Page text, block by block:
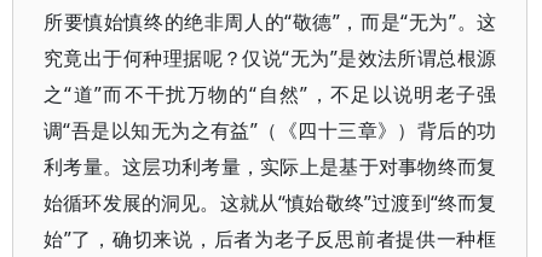
所要慎始慎终的绝非周人的“敬德”，而是“无为”。这
究竟出于何种理据呢？仅说“无为”是效法所谓总根源
之“道”而不干扰万物的“自然”，不足以说明老子强
调“吾是以知无为之有益”（《四十三章》）背后的功
利考量。这层功利考量，实际上是基于对事物终而复
始循环发展的洞见。这就从“慎始敬终”过渡到“终而复
始”了，确切来说，后者为老子反思前者提供一种框